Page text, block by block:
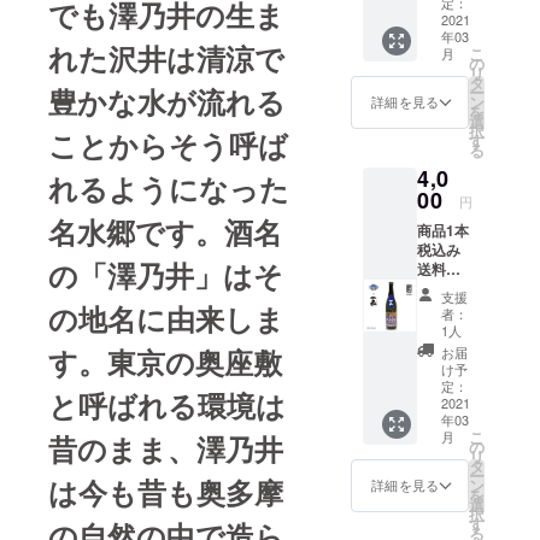
でも澤乃井の生ま
れた沢井は清涼で
豊かな水が流れる
ことからそう呼ば
れるようになった
名水郷です。酒名
の「澤乃井」はそ
の地名に由来しま
す。東京の奥座敷
と呼ばれる環境は
昔のまま、澤乃井
は今も昔も奥多摩
の飲み
方：熱
燗・ぬ
る燗・
日本酒
度:-2 酸
度:1.6
味わい
マップ :
やや濃
醇中口
み方:
冷・
ロック
法:常温
製品サ
ズ:75×7
5×275
（mm)
1200(g)
産）・
米こう
じ（国
産米）
アル
コール
度数:１
５度 成
分等 原
料米:国
産米 精
米歩
合:50%
日本酒
度:＋1
酸度:1.5
味わい
マップ
七代、
二百年
以上に
わたっ
て酒匂
平野大
井の庄
で、箱
根から
の清涼
な冷気
と伏流
水、そ
して厳
選され
た原料
米を
使って
日本酒
を造り
つづけ
ていま
ルBリー
グクラ
ブ・千
葉
ジェッ
ツと
「岩の
純米大
吟」と
のコラ
ボレー
ション
日本酒
です。
「岩の
井 山廃
純米大
吟」は
千葉県
御宿町
で日本
酒通の
方に根
強い人
2021
年03
月
詳細を見る
こ
の
リ
タ
ー
ン
を
選
択
す
る
4,0
00 円
商品1本
税込み
送料込
み+お礼
のメー
ル 男子
プロバ
スケッ
トボー
ルBリー
グクラ
ブ・茨
城ロ
ボッツ
と「一
品」と
支援
者：
1人
お届
け予
定：
2021
年03
月
詳細を見る
こ
の
リ
タ
ー
ン
を
選
択
す
る